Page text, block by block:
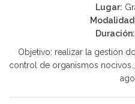
Lugar:
Duración:
Objetivo: realizar la gestión
control de organismos